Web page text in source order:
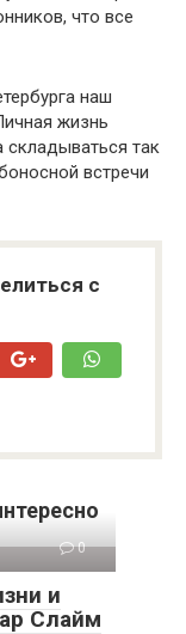
что все
наш
жизнь
складываться так
встречи
с
0
и
Слайм